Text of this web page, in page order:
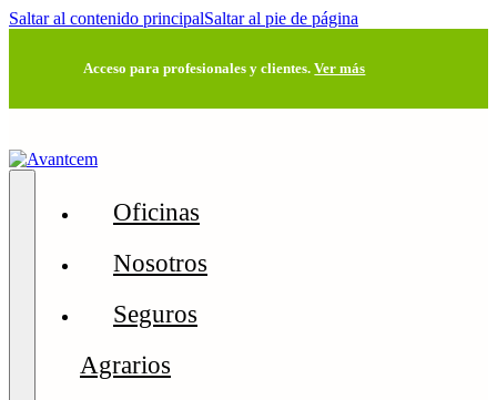
Saltar al contenido principalSaltar al pie de página
Acceso para profesionales y clientes.Ver más
Oficinas
Nosotros
Seguros
Agrarios